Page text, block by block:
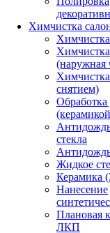
Химчистка
(наружная
снятием)
Обработка
стекла
Жидкое
Керамика
Нанесение
Плановая
ЛКП